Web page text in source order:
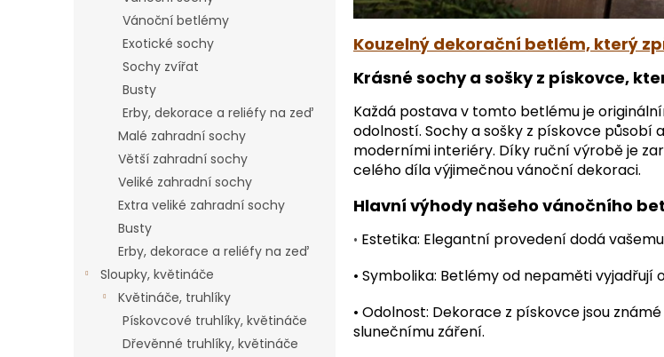
Vánoční betlémy
Exotické sochy
Sochy zvířat
Busty
Erby, dekorace a reliéfy na zeď
Malé zahradní sochy
Větší zahradní sochy
Veliké zahradní sochy
Extra veliké zahradní sochy
Busty
Erby, dekorace a reliéfy na zeď
Sloupky, květináče
Květináče, truhlíky
Pískovcové truhlíky, květináče
Dřevěnné truhlíky, květináče
Kouzelný dekorační betlém, který
Krásné sochy a sošky z pískovce,
Každá postava v tomto betlémuje
odolností. Sochy a sošky z pískovce působí
moderními interiéry. Díky ruční výrobě je
celého díla výjimečnouvánoční dekoraci.
Hlavní výhody našeho vánočního
• Estetika: Elegantní provedení dodá
• Symbolika: Betlémy od nepaměti vyjadřují
• Odolnost: Dekorace z pískovce jsou
slunečnímu záření.